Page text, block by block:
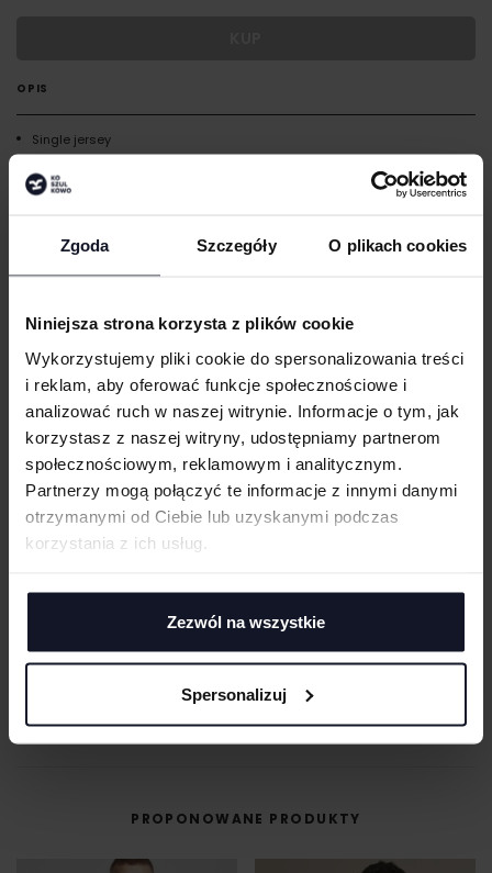
Zgoda Szczegóły O plikach cookies
Niniejsza strona korzysta z plików cookie
Wykorzystujemy pliki cookie do spersonalizowania treści
i reklam, aby oferować funkcje społecznościowe i
analizować ruch w naszej witrynie. Informacje o tym, jak
korzystasz z naszej witryny, udostępniamy partnerom
społecznościowym, reklamowym i analitycznym.
Partnerzy mogą połączyć te informacje z innymi danymi
otrzymanymi od Ciebie lub uzyskanymi podczas
korzystania z ich usług.
Zezwól na wszystkie
Spersonalizuj
OPIS
Single jersey
Odrywana metka
Elastyczny pas
Podwójne szwy
CERTYFIKATY
DOSTAWA I PŁATNOŚĆ
MASZ PYTANIA? ZAPYTAJ SPECJALISTĘ
nasi specjaliści chętnie Ci pomogą.
+48 733 904 144
ZAPYTANIA@KOSZULKOWO.COM
POPROŚ O WYCENĘ
PROPONOWANE PRODUKTY